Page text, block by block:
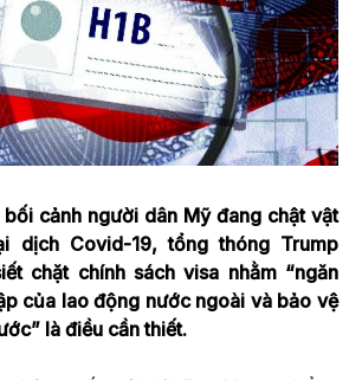
cảnh người dân Mỹ đang chật vật
dịch Covid-19, tổng thóng Trump
chặt chính sách visa nhằm “ngăn
của lao động nước ngoài và bảo vệ
là điều cần thiết.